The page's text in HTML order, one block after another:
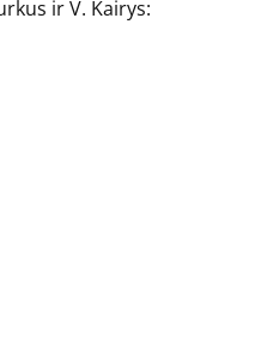
ir V. Kairys: